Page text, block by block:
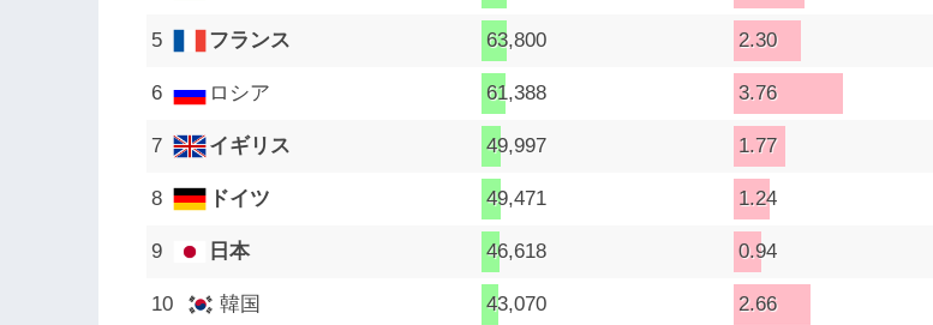
フランス 63,800 2.30
ロシア 61,388 3.76
イギリス 49,997 1.77
ドイツ 49,471 1.24
日本 46,618 0.94
韓国 43,070 2.66